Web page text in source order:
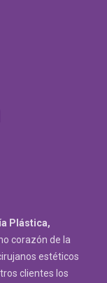
Plástica,
corazón de la
estéticos
clientes los